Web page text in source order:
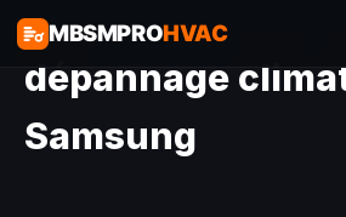
MBSMPROHVAC
dépannage
Samsung